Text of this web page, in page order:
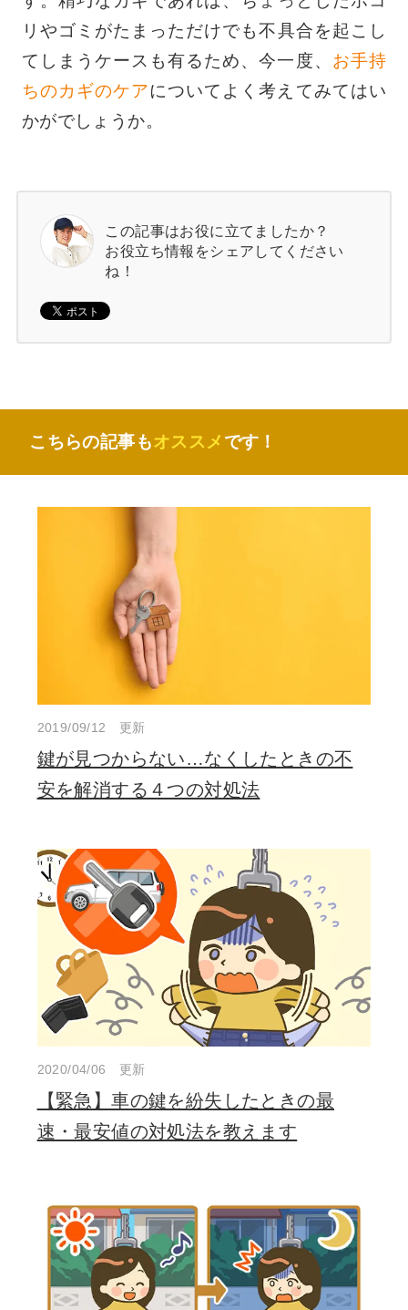
リやゴミがたまっただけでも不具合を起こし
てしまうケースも有るため、今一度、 お手持
ちのカギのケアについてよく考えてみてはい
かがでしょうか。
この記事はお役に立てましたか？
お役立ち情報をシェアしてください
ね！
こちらの記事もオススメです！
2019/09/12 更新
鍵が見つからない…なくしたときの不
安を解消する４つの対処法
2020/04/06 更新
【緊急】車の鍵を紛失したときの最
速・最安値の対処法を教えます